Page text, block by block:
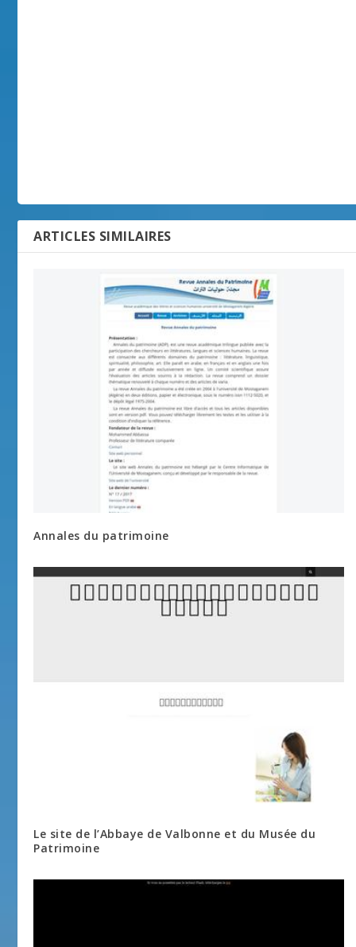
ARTICLES SIMILAIRES
Annales du patrimoine
Le site de l’Abbaye de Valbonne et du Musée du
Patrimoine